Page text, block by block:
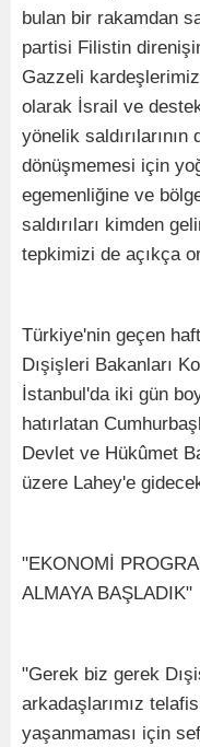
bulan bir rakamdan
partisi Filistin
Gazzeli
olarak İsrail ve
yönelik
dönüşmemesi için
egemenliğine ve
saldırıları kimden
tepkimizi de açıkça
Türkiye'nin geçen
Dışişleri Bakanları
İstanbul'da iki gün
hatırlatan
Devlet ve Hükûmet
üzere Lahey'e
"EKONOMİ
ALMAYA BAŞLADIK"
"Gerek biz gerek
arkadaşlarımız
yaşanmaması için